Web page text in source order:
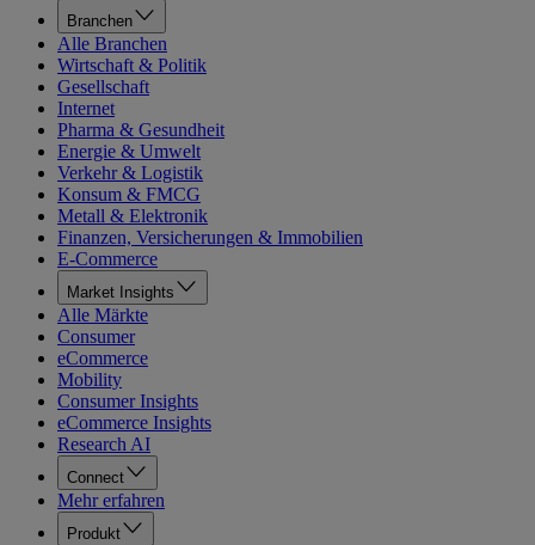
Branchen
Alle Branchen
Wirtschaft & Politik
Gesellschaft
Internet
Pharma & Gesundheit
Energie & Umwelt
Verkehr & Logistik
Konsum & FMCG
Metall & Elektronik
Finanzen, Versicherungen & Immobilien
E-Commerce
Market Insights
Alle Märkte
Consumer
eCommerce
Mobility
Consumer Insights
eCommerce Insights
Research AI
Connect
Mehr erfahren
Produkt